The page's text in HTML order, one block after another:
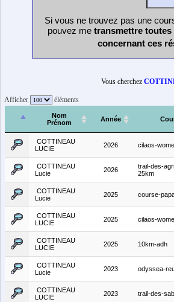
Si vous ne trouvez pas une
pouvez me transmettre
concernant ces
Vous cherchez
Afficher éléments
Nom
Prénom
Année
COTTINEAU
LUCIE
2026 cilaos-
COTTINEAU
Lucie
2026
trail-des-
25km
COTTINEAU
Lucie
2025 course-
COTTINEAU
LUCIE
2025 cilaos-
COTTINEAU
LUCIE
2025 10km-adh
COTTINEAU
Lucie
2023 odyssea-
COTTINEAU
LUCIE
2023 trail-des-